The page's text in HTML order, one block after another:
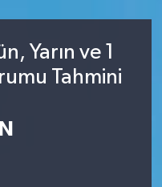
Yarın ve 1
Tahmini